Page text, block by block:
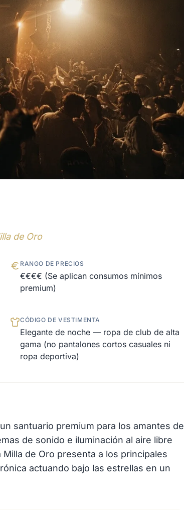
de Oro
RANGO DE PRECIOS
€€€€ (Se aplican consumos mínimos
premium)
CÓDIGO DE VESTIMENTA
Elegante de noche — ropa de club de alta
gama (no pantalones cortos casuales ni
ropa deportiva)
santuario premium para los amantes de
de sonido e iluminación al aire libre
de Oro presenta a los principales
actuando bajo las estrellas en un